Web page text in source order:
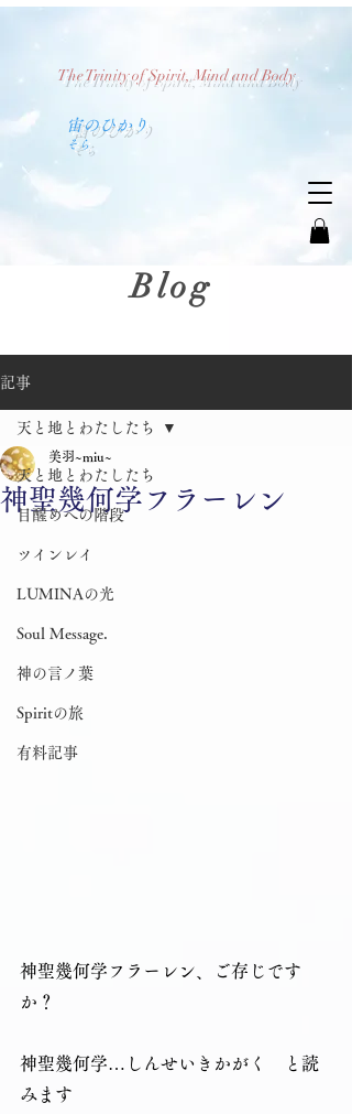
The Trinity of Spirit, Mind and Body
​宙のひかり
​そら
Blog
記事
天と地とわたしたち
目醒めへの階段
ツインレイ
LUMINAの光
Soul Message.
神の言ノ葉
Spiritの旅
有料記事
天と地とわたしたち
神聖幾何学フラーレン
美羽~miu~
神聖幾何学フラーレン、ご存じです
か？
神聖幾何学…しんせいきかがく　と読
みます